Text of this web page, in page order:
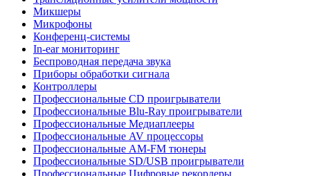
Микшеры
Микрофоны
Конференц-системы
In-ear мониторинг
Беспроводная передача звука
Приборы обработки сигнала
Контроллеры
Профессиональные СD проигрыватели
Профессиональные Blu-Ray проигрыватели
Профессиональные Медиаплееры
Профессиональные AV процессоры
Профессиональные AM-FM тюнеры
Профессиональные SD/USB проигрыватели
Профессиональные Цифровые рекордеры